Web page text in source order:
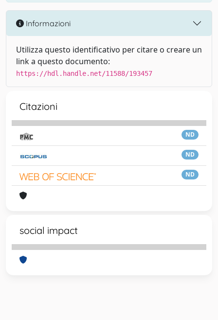
Informazioni
Utilizza questo identificativo per citare o creare un
link a questo documento:
https://hdl.handle.net/11588/193457
Citazioni
ND
ND
ND
social impact